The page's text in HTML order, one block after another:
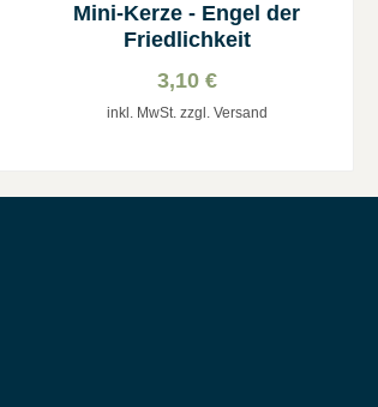
Mini-Kerze - Engel der
Friedlichkeit
3,10 €
inkl. MwSt. zzgl. Versand